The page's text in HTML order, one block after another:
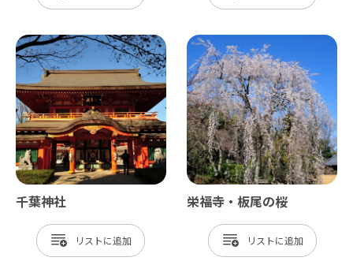
千葉神社
リスト
栄福寺・板尾の桜
リスト